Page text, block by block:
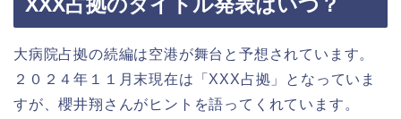
大病院占拠の続編は空港が舞台と予想されています。
２０２４年１１月末現在は「XXX占拠」となっていま
すが、櫻井翔さんがヒントを語ってくれています。